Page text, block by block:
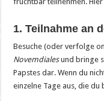
1. Teilnahme an
Besuche (oder verfolge
Novemdialesund bringe
Papstes dar. Wenn du
einzelne Tage aus, die